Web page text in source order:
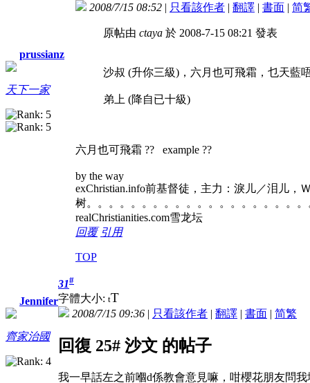
prussianz
天下一家
2008/7/15 08:52 | 只看該作者 | 翻譯 | 書面 | 简
原帖由 ctaya 於 2008-7-15 08:21 發表
沙叔 (升你三級)，六月也可飛霜，乜天藍
弟上 (降自已十級)
六月也可飛霜 ?? example ??
by the way
exChristian.info前基督徒，主力：淚儿／泪儿，
树。。。。。。。。。。。。。。。。。。。
realChristianities.com雪龙坛
回覆 引用
TOP
Jennifer
齊家治國
31#
字體大小: tT
2008/7/15 09:36 | 只看該作者 | 翻譯 | 書面 | 简繁
回復 25# 沙文 的帖子
我一早話左之前嗰d係教會意見嘛，咁櫻花朋友問